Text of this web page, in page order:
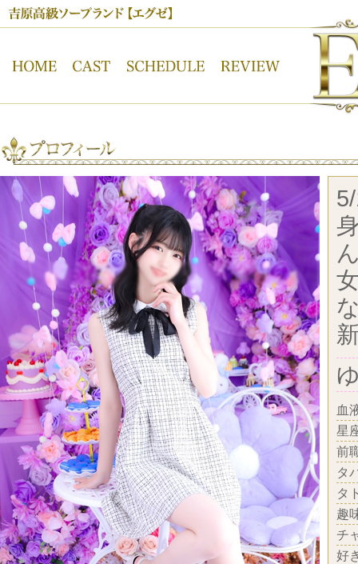
吉原高級ソープランド【ＥＸＥ】オフィシャルサイト
血
星
前
タ
タ
趣
チ
好